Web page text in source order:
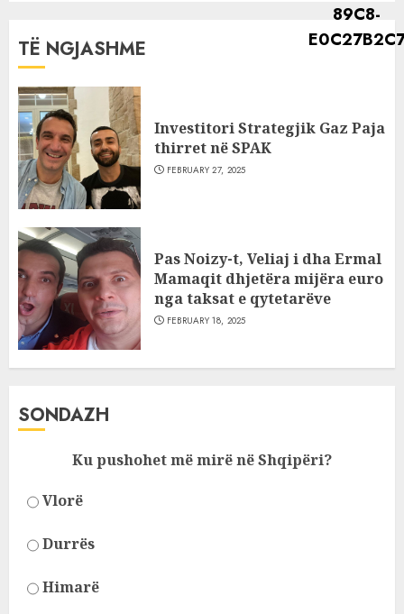
TË NGJASHME
Investitori Strategjik Gaz Paja
thirret në SPAK
FEBRUARY 27, 2025
Pas Noizy-t, Veliaj i dha Ermal
Mamaqit dhjetëra mijëra euro
nga taksat e qytetarëve
FEBRUARY 18, 2025
SONDAZH
Ku pushohet më mirë në Shqipëri?
Vlorë
Durrës
Himarë